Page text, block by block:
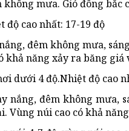
mưa. Gió đông bắc
cao nhất: 17-19 độ
đêm không mưa,
khả năng xảy ra băng giá
dưới 4 độ.Nhiệt độ cao
nắng, đêm không mưa,
Vùng núi cao có khả